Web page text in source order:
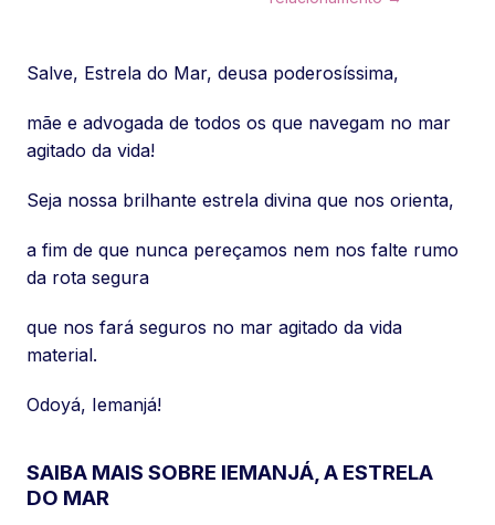
Salve, Estrela do Mar, deusa poderosíssima,
mãe e advogada de todos os que navegam no mar
agitado da vida!
Seja nossa brilhante estrela divina que nos orienta,
a fim de que nunca pereçamos nem nos falte rumo
da rota segura
que nos fará seguros no mar agitado da vida
material.
Odoyá, Iemanjá!
SAIBA MAIS SOBRE IEMANJÁ, A ESTRELA
DO MAR